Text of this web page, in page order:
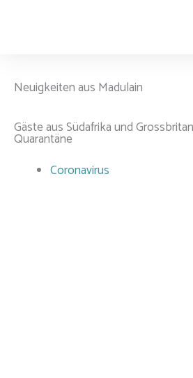
Neuigkeiten aus Madulain
Gäste aus Südafrika und
Quarantäne
Coronavirus